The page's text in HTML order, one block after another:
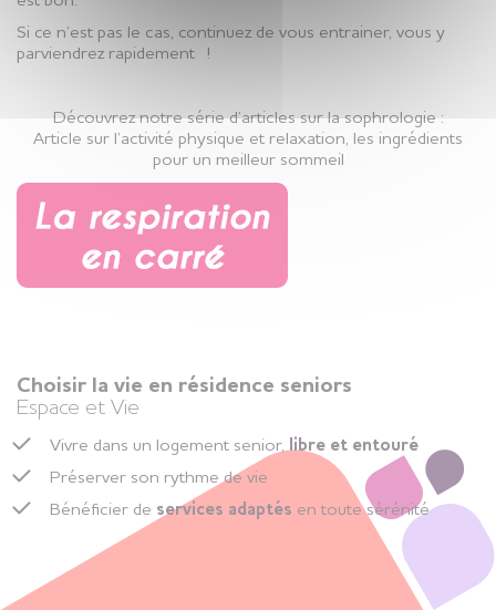
Si ce n’est pas le cas, continuez de vous entrainer, vous y
parviendrez rapidement !
Découvrez notre série d’articles sur la sophrologie :
Article sur l’activité physique et relaxation, les ingrédients
pour un meilleur sommeil
Choisir la vie en résidence seniors
Espace et Vie
Vivre dans un logement senior, libre et entouré
Préserver son rythme de vie
Bénéficier de services adaptés en toute sérénité